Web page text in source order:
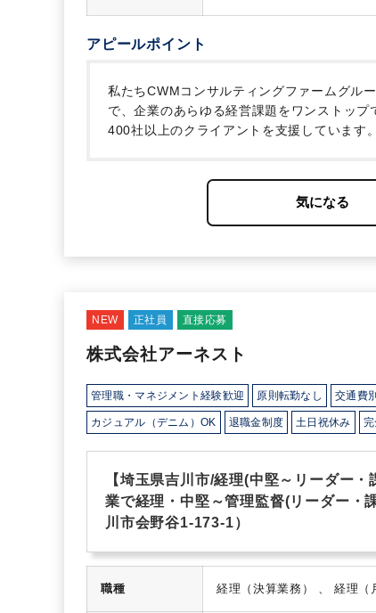
アピールポイント
私たちCWMコンサルティングファームグル
で、企業のあらゆる経営課題をワンストッ
400社以上のクライアントを支援しています。
ス」を新築移転いたしました。
この新築移
化を同時に推し進めるため、私たちの理念
3名・東松山2名】の体制でお迎えしたいと
NEW 正社員 直接応募
株式会社アーネスト
管理職・マネジメント経験歓迎 原則転勤なし 交通費
カジュアル（デニム）OK 退職金制度 土日祝休み 完
【埼玉県吉川市/経理(中堅～リーダー
業で経理・中堅～管理監督(リーダー・
川市会野谷1-173-1）
職種